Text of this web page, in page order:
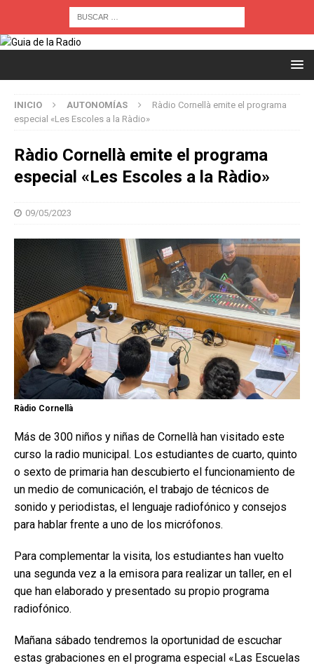
INICIO AUTONOMÍAS
Ràdio Cornellà emite el programa
especial «Les Escoles a la Ràdio»
Ràdio Cornellà emite el programa
especial «Les Escoles a la Ràdio»
09/05/2023
Ràdio Cornellà
Más de 300 niños y niñas de Cornellà han visitado este
curso la radio municipal. Los estudiantes de cuarto, quinto
o sexto de primaria han descubierto el funcionamiento de
un medio de comunicación, el trabajo de técnicos de
sonido y periodistas, el lenguaje radiofónico y consejos
para hablar frente a uno de los micrófonos.
Para complementar la visita, los estudiantes han vuelto
una segunda vez a la emisora para realizar un taller, en el
que han elaborado y presentado su propio programa
radiofónico.
Mañana sábado tendremos la oportunidad de escuchar
estas grabaciones en el programa especial «Las Escuelas